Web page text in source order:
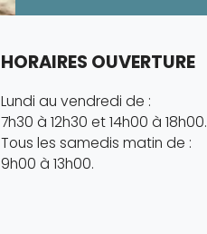
HORAIRES OUVERTURE
Lundi au vendredi de :
7h30 à 12h30 et 14h00 à 18h00.
Tous les samedis matin de :
9h00 à 13h00.